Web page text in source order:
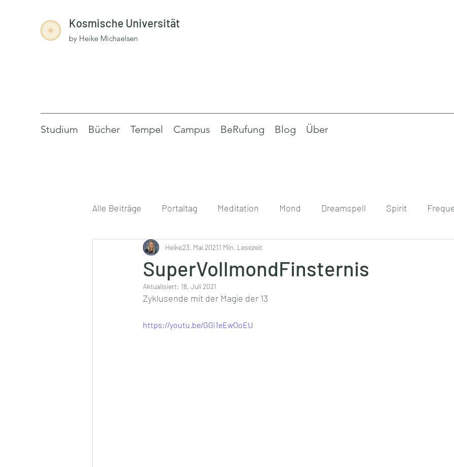
Kosmische Universität
by Heike Michaelsen
Studium Bücher Tempel Campus BeRufung Blog Über
Alle Beiträge Portaltag Meditation Mond Dreamspell Spirit
Ernährung
SuperVollmondFinsternis
Heike23. Mai 20211 Min. Lesezeit
Aktualisiert: 18. Juli 2021
Zyklusende mit der Magie der 13
https://youtu.be/GGi1eEwOoEU